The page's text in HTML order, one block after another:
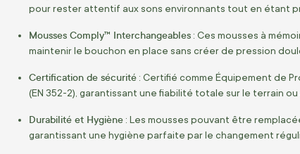
pour rester attentif aux sons environnants tout en étant
Mousses Comply™ Interchangeables : Ces mousses à
maintenir le bouchon en place sans créer de pression
Certification de sécurité : Certifié comme Équipement de
(EN 352-2), garantissant une fiabilité totale sur le terrain ou
Durabilité et Hygiène : Les mousses pouvant être
garantissant une hygiène parfaite par le changement